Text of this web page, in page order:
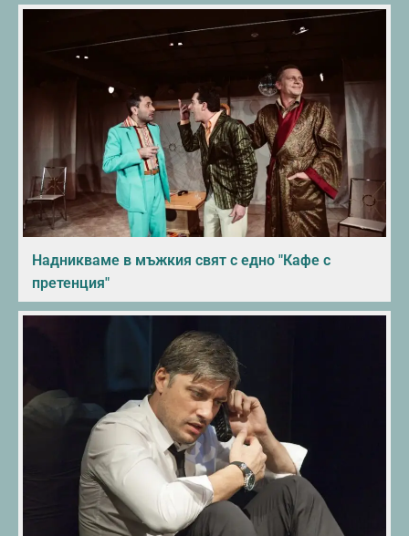
Надникваме в мъжкия свят с едно "Кафе с
претенция"